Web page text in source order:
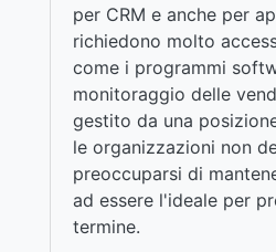
per CRM e anche per
richiedono molto
come i programmi
monitoraggio delle
gestito da una
le organizzazioni non
preoccuparsi di
ad essere l'ideale per
termine.